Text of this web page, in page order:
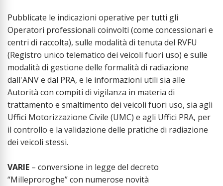
Pubblicate le indicazioni operative per tutti gli
Operatori professionali coinvolti (come concessionari e
centri di raccolta), sulle modalità di tenuta del RVFU
(Registro unico telematico dei veicoli fuori uso) e sulle
modalità di gestione delle formalità di radiazione
dall'ANV e dal PRA, e le informazioni utili sia alle
Autorità con compiti di vigilanza in materia di
trattamento e smaltimento dei veicoli fuori uso, sia agli
Uffici Motorizzazione Civile (UMC) e agli Uffici PRA, per
il controllo e la validazione delle pratiche di radiazione
dei veicoli stessi.
VARIE – conversione in legge del decreto
“Milleproroghe” con numerose novità